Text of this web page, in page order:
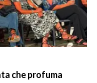
che profuma